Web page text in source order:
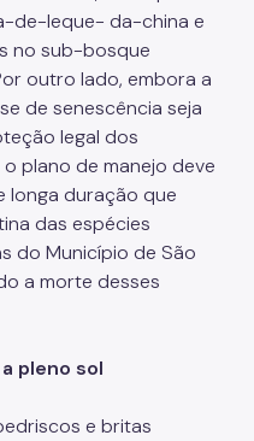
de-leque- da-china e
no sub-bosque
outro lado, embora a
de senescência seja
legal dos
plano de manejo deve
longa duração que
das espécies
do Município de São
a morte desses
pleno sol
e britas